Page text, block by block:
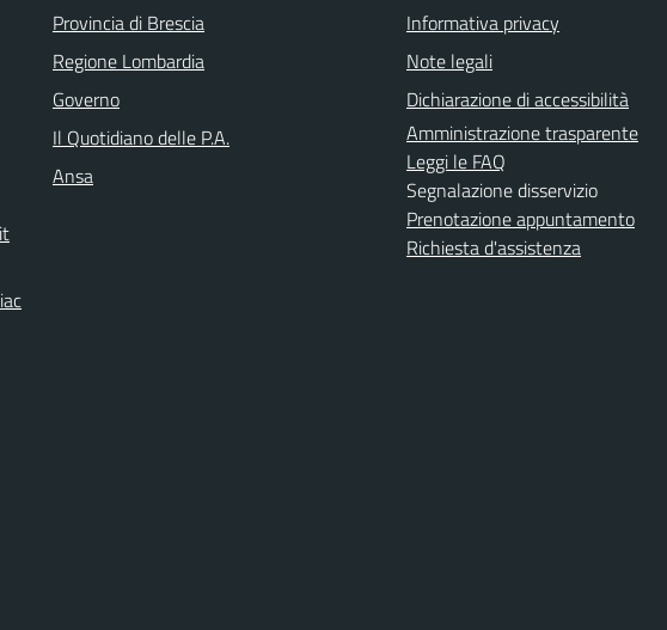
Provincia di Brescia
Regione Lombardia
Governo
Il Quotidiano delle P.A.
Ansa
Informativa privacy
Note legali
Dichiarazione di accessibilità
Amministrazione trasparente
Leggi le FAQ
Segnalazione disservizio
Prenotazione appuntamento
Richiesta d'assistenza